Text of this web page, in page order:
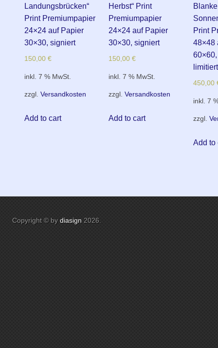
Landungsbrücken“
Print Premiumpapier
24×24 auf Papier
30×30, signiert
150,00 €
inkl. 7 % MwSt.
zzgl. Versandkosten
Add to cart
Herbst“ Print
Premiumpapier
24×24 auf Papier
30×30, signiert
150,00€
inkl. 7 % MwSt.
zzgl.Versandkosten
Add to cart
Print
48×48
limitiert
450,00
inkl. 7
zzgl.
Add to
Copyright © bydiasign 2026.